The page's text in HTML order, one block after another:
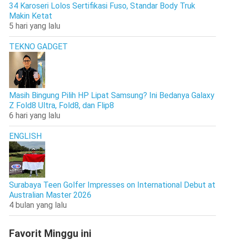
34 Karoseri Lolos Sertifikasi Fuso, Standar Body Truk
Makin Ketat
5 hari yang lalu
TEKNO GADGET
Masih Bingung Pilih HP Lipat Samsung? Ini Bedanya Galaxy
Z Fold8 Ultra, Fold8, dan Flip8
6 hari yang lalu
ENGLISH
Surabaya Teen Golfer Impresses on International Debut at
Australian Master 2026
4 bulan yang lalu
Favorit Minggu ini